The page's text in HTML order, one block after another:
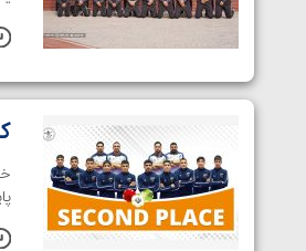
امین میرزازاده
ویدیو؛ باخت امین
ارمنستان